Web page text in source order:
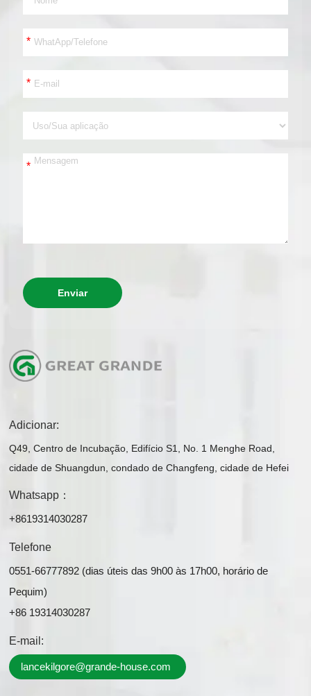
*
*
*
Enviar
Adicionar:
Q49, Centro de Incubação, Edifício S1, No. 1 Menghe Road,
cidade de Shuangdun, condado de Changfeng, cidade de Hefei
Whatsapp：
+8619314030287
Telefone
0551-66777892 (dias úteis das 9h00 às 17h00, horário de
Pequim)
+86 19314030287
E-mail:
lancekilgore@grande-house.com